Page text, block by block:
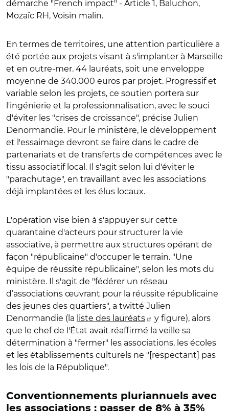
démarche "French impact" - Article 1, Baluchon,
Mozaïc RH, Voisin malin.
En termes de territoires, une attention particulière a
été portée aux projets visant à s'implanter à Marseille
et en outre-mer. 44 lauréats, soit une enveloppe
moyenne de 340.000 euros par projet. Progressif et
variable selon les projets, ce soutien portera sur
l'ingénierie et la professionnalisation, avec le souci
d'éviter les "crises de croissance", précise Julien
Denormandie. Pour le ministère, le développement
et l'essaimage devront se faire dans le cadre de
partenariats et de transferts de compétences avec le
tissu associatif local. Il s'agit selon lui d'éviter le
"parachutage", en travaillant avec les associations
déjà implantées et les élus locaux.
L'opération vise bien à s'appuyer sur cette
quarantaine d'acteurs pour structurer la vie
associative, à permettre aux structures opérant de
façon "républicaine" d'occuper le terrain. "Une
équipe de réussite républicaine", selon les mots du
ministère. Il s'agit de "fédérer un réseau
d’associations œuvrant pour la réussite républicaine
des jeunes des quartiers", a twitté Julien
Denormandie (la liste des lauréats
y figure), alors
que le chef de l'État avait réaffirmé la veille sa
détermination à "fermer" les associations, les écoles
et les établissements culturels ne "[respectant] pas
les lois de la République".
Conventionnements pluriannuels avec
les associations : passer de 8% à 35%